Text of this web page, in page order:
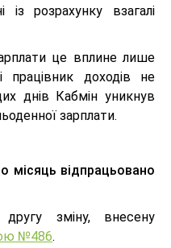
розрахунку взагалі
це вплине лише
доходів не
днів Кабмін уникнув
зарплати.
місяць відпрацьовано
другу зміну, внесену
№486.